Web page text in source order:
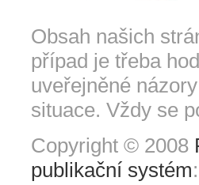
Obsah našich
případ je třeba
uveřejněné
situace. Vždy se
Copyright © 2008
publikační systém